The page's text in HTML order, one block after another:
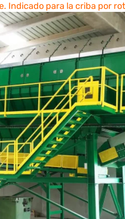
Indicado para la criba por